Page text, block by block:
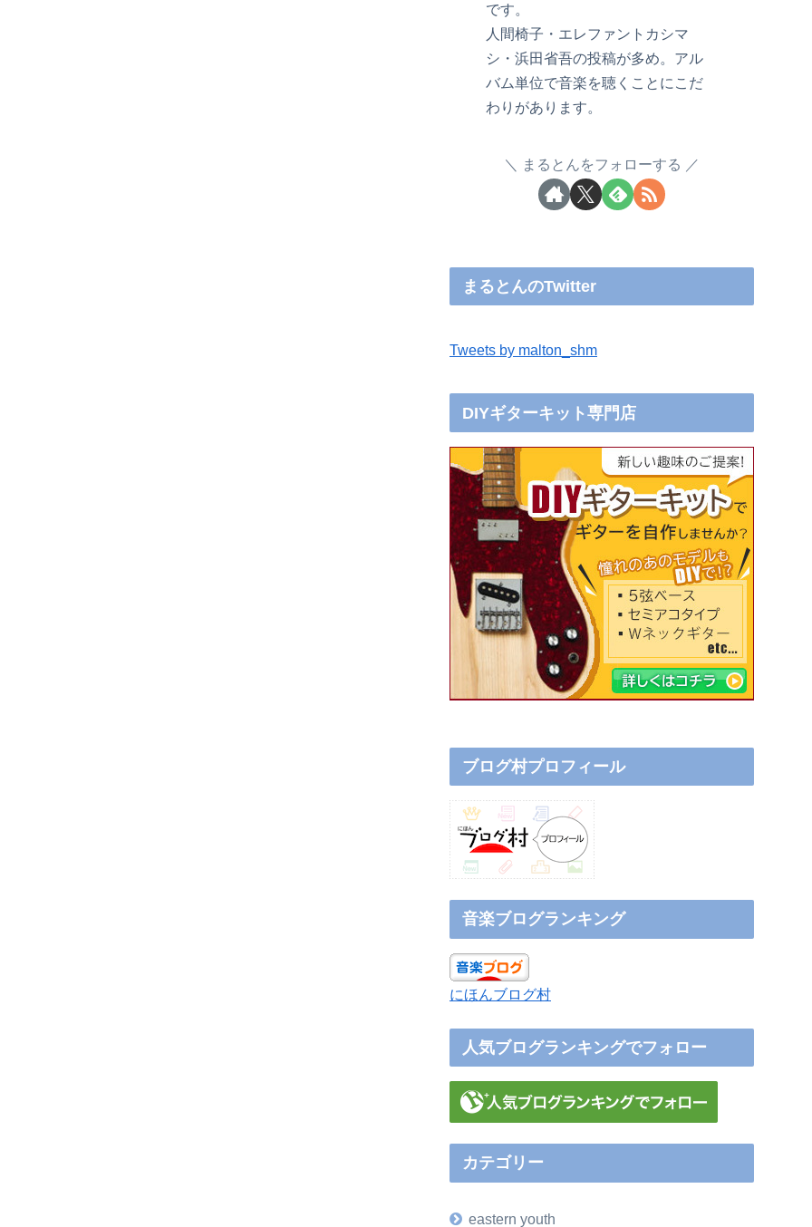
です。
人間椅子・エレファントカシマ
シ・浜田省吾の投稿が多め。アル
バム単位で音楽を聴くことにこだ
わりがあります。
まるとんをフォローする
まるとんのTwitter
Tweets by malton_shm
DIYギターキット専門店
ブログ村プロフィール
音楽ブログランキング
にほんブログ村
人気ブログランキングでフォロー
カテゴリー
eastern youth